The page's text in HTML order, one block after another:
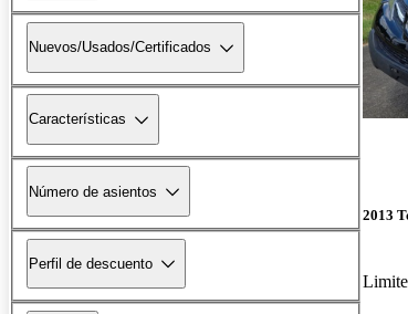
Nuevos/Usados/Certificados
Características
Número de asientos
Perfil de descuento
2013